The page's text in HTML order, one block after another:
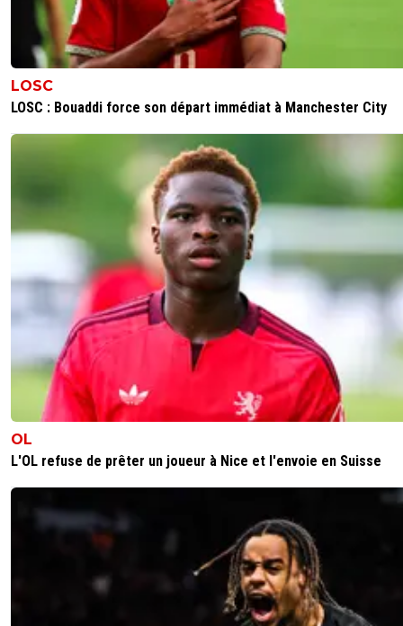
LOSC
LOSC : Bouaddi force son départ immédiat à Manchester City
OL
L'OL refuse de prêter un joueur à Nice et l'envoie en Suisse